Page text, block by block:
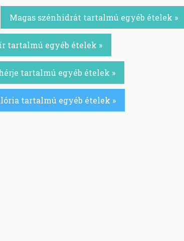
Magas szénhidrát tartalmú egyéb ételek »
tartalmú egyéb ételek »
tartalmú egyéb ételek »
tartalmú egyéb ételek »